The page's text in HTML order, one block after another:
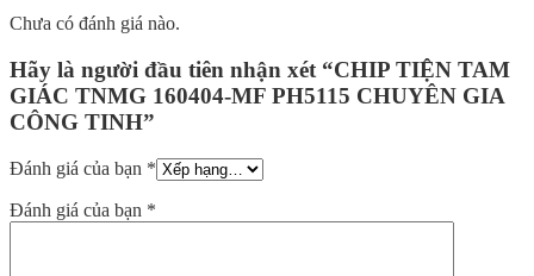
Chưa có đánh giá nào.
Hãy là người đầu tiên nhận xét “CHIP TIỆN TAM
GIÁC TNMG 160404-MF PH5115 CHUYÊN GIA
CÔNG TINH”
Đánh giá của bạn *
Đánh giá của bạn *